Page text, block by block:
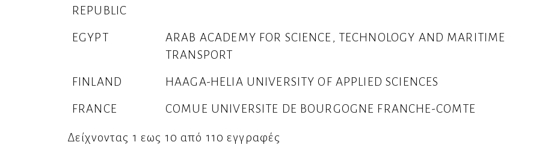
REPUBLIC
EGYPT
ARAB ACADEMY FOR SCIENCE, TECHNOLOGY AND MARITIME
TRANSPORT
FINLAND HAAGA-HELIA UNIVERSITY OF APPLIED SCIENCES
FRANCE COMUE UNIVERSITE DE BOURGOGNE FRANCHE-COMTE
Δείχνοντας 1 εως 10 από 110 εγγραφές